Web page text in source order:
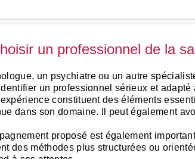
un professionnel de la
un psychiatre ou un autre
un professionnel sérieux et adapté
constituent des éléments
dans son domaine. Il peut également
proposé est également
des méthodes plus structurées ou